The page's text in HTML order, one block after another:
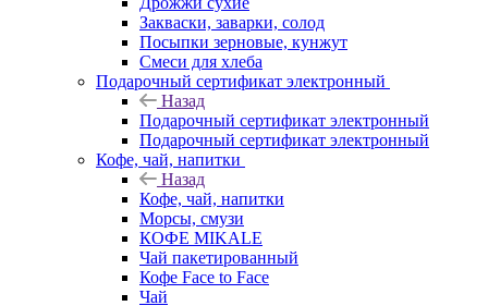
Закваски, заварки, солод
Посыпки зерновые, кунжут
Смеси для хлеба
Подарочный сертификат электронный
Назад
Подарочный сертификат электронный
Подарочный сертификат электронный
Кофе, чай, напитки
Назад
Кофе, чай, напитки
Морсы, смузи
КОФЕ MIKALE
Чай пакетированный
Кофе Face to Face
Чай